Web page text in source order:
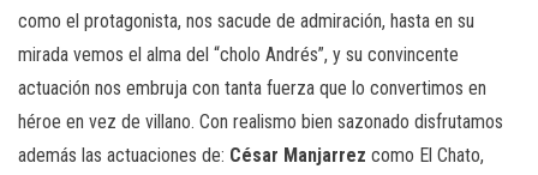
como el protagonista, nos sacude de admiración, hasta en su
mirada vemos el alma del “cholo Andrés”, y su convincente
actuación nos embruja con tanta fuerza que lo convertimos en
héroe en vez de villano. Con realismo bien sazonado disfrutamos
además las actuaciones de: César Manjarrez como El Chato,